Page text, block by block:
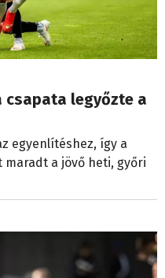
csapata legyőzte a
egyenlítéshez, így a
a jövő heti, győri